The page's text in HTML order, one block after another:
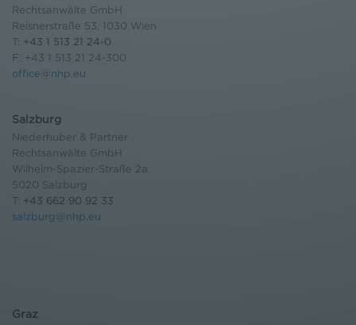
Rechtsanwälte GmbH
Reisnerstraße 53, 1030 Wien
T: +43 1 513 21 24-0
F: +43 1 513 21 24-300
office@nhp.eu
Salzburg
Niederhuber & Partner
Rechtsanwälte GmbH
Wilhelm-Spazier-Straße 2a
5020 Salzburg
T: +43 662 90 92 33
salzburg@nhp.eu
Graz